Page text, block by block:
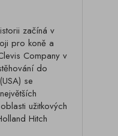
začíná v
pro koně a
Company v
do
se
užitkových
Hitch